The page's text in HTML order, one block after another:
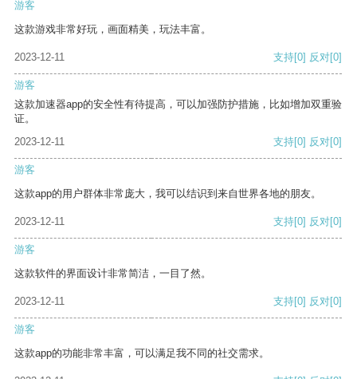
游客
这款游戏非常好玩，画面精美，玩法丰富。
2023-12-11 支持[0] 反对[0]
游客
这款加速器app的安全性有待提高，可以加强防护措施，比如增加双重验
证。
2023-12-11
支持[0] 反对[0]
游客
这款app的用户群体非常庞大，我可以结识到来自世界各地的朋友。
2023-12-11 支持[0] 反对[0]
游客
这款软件的界面设计非常简洁，一目了然。
2023-12-11 支持[0] 反对[0]
游客
这款app的功能非常丰富，可以满足我不同的社交需求。